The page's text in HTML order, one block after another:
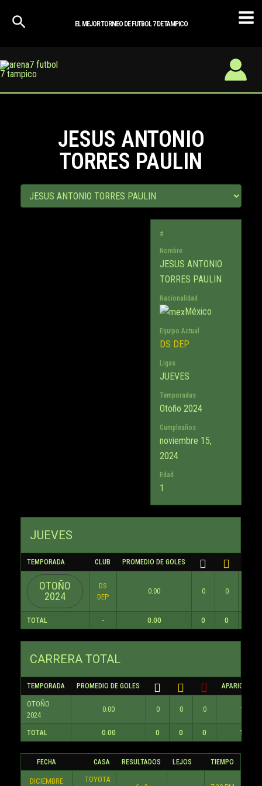
EL MEJOR TORNEO DE FUTBOL 7 DE TAMPICO
JESUS ANTONIO
TORRES PAULIN
#
Nombre
JESUS ANTONIO
TORRES PAULIN
Nacionalidad
México
Equipo Actual
DS DEP
Ligas
JUEVES
Temporadas
Otoño 2024
Cumpleaños
noviembre 15,
2024
Edad
1
JUEVES
TEMPORADA CLUB PROMEDIO DE GOLES
OTOÑO
2024
DS
DEP
0.00 0 0
TOTAL - 0.00 0 0
CARRERA TOTAL
TEMPORADA PROMEDIO DE GOLES APARICIONES
OTOÑO
2024
0.00 0 0 0 1
TOTAL 0.00 0 0 0 1
FECHA CASA RESULTADOS LEJOS TIEMPO
DICIEMBRE
TOYOTA